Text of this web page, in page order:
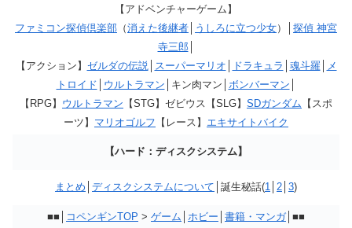
【アドベンチャーゲーム】
ファミコン探偵倶楽部 （消えた後継者 うしろに立つ少女）│ 探偵 神宮
寺三郎
【アクション】 ゼルダの伝説 スーパーマリオ ドラキュラ 魂斗羅│
メ
トロイド
ウルトラマン │キン肉マン│ ボンバーマン
【RPG】 ウルトラマン 【STG】ゼビウス【SLG】 SDガンダム 【スポ
ーツ】 マリオゴルフ 【レース】 エキサイトバイク
【ハード：ディスクシステム】
まとめ ディスクシステムについて │誕生秘話(1 2 3)
■■│ コペンギンTOP > ゲーム ホビー 書籍・マンガ│■■